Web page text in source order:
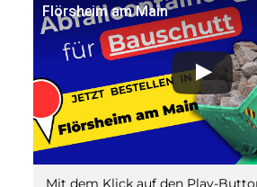
Flörsheim am Main
Mit dem Klick auf den Play-